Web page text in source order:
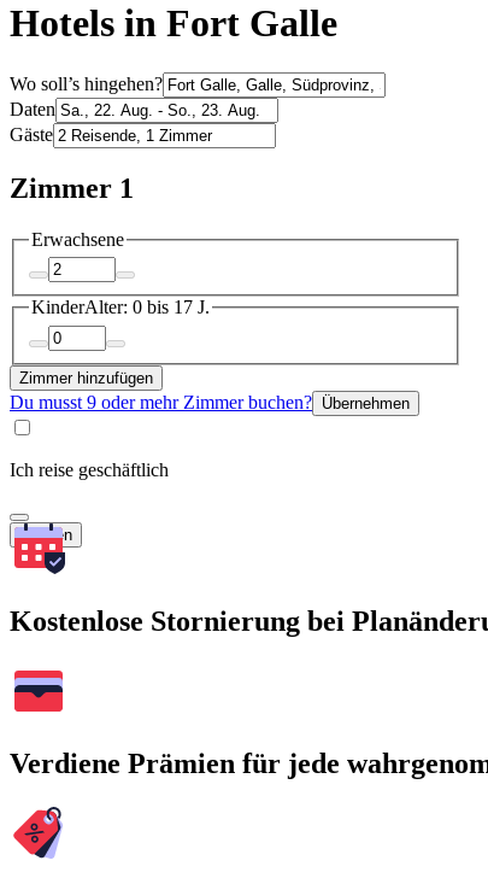
Hotels in Fort Galle
Wo soll’s hingehen?
Daten
Gäste
Zimmer 1
Erwachsene
KinderAlter: 0 bis 17 J.
Zimmer hinzufügen
Du musst 9 oder mehr Zimmer buchen? Übernehmen
Ich reise geschäftlich
Suchen
Kostenlose Stornierung bei
Verdiene Prämien für jede